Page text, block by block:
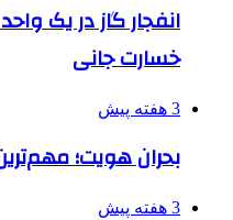
انفجار گاز در یک
خسارت جانی
3 هفته پیش
بحران هویت؛
3 هفته پیش